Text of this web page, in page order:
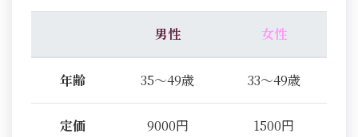
男性 女性
年齢 35～49歳 33～49歳
定価 9000円 1500円